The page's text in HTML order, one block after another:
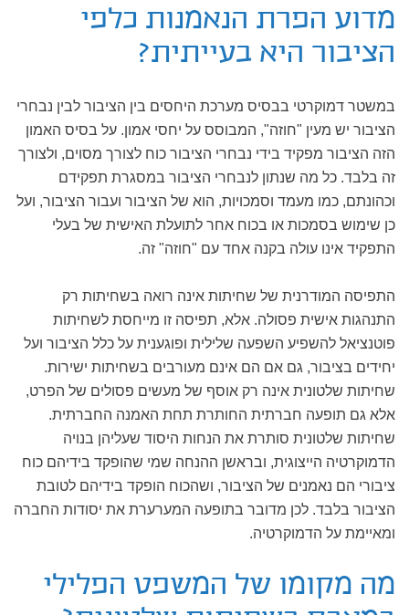
מדוע הפרת הנאמנות כלפי
הציבור היא בעייתית?
במשטר דמוקרטי בבסיס מערכת היחסים בין הציבור לבין נבחרי
הציבור יש מעין "חוזה", המבוסס על יחסי אמון. על בסיס האמון
הזה הציבור מפקיד בידי נבחרי הציבור כוח לצורך מסוים, ולצורך
זה בלבד. כל מה שנתון לנבחרי הציבור במסגרת תפקידם
וכהונתם, כמו מעמד וסמכויות, הוא של הציבור ועבור הציבור, ועל
כן שימוש בסמכות או בכוח אחר לתועלת האישית של בעלי
התפקיד אינו עולה בקנה אחד עם "חוזה" זה.
התפיסה המודרנית של שחיתות אינה רואה בשחיתות רק
התנהגות אישית פסולה. אלא, תפיסה זו מייחסת לשחיתות
פוטנציאל להשפיע השפעה שלילית ופוגענית על כלל הציבור ועל
יחידים בציבור, גם אם הם אינם מעורבים בשחיתות ישירות.
שחיתות שלטונית אינה רק אוסף של מעשים פסולים של הפרט,
אלא גם תופעה חברתית החותרת תחת האמנה החברתית.
שחיתות שלטונית סותרת את הנחות היסוד שעליהן בנויה
הדמוקרטיה הייצוגית, ובראשן ההנחה שמי שהופקד בידיהם כוח
ציבורי הם נאמנים של הציבור, ושהכוח הופקד בידיהם לטובת
הציבור בלבד. לכן מדובר בתופעה המערערת את יסודות החברה
ומאיימת על הדמוקרטיה.
מה מקומו של המשפט הפלילי